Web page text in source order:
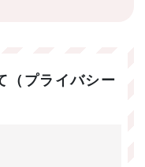
（プライバシー